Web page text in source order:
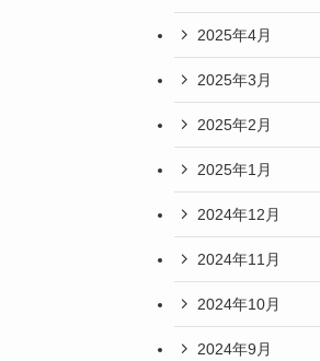
2025年4月
2025年3月
2025年2月
2025年1月
2024年12月
2024年11月
2024年10月
2024年9月